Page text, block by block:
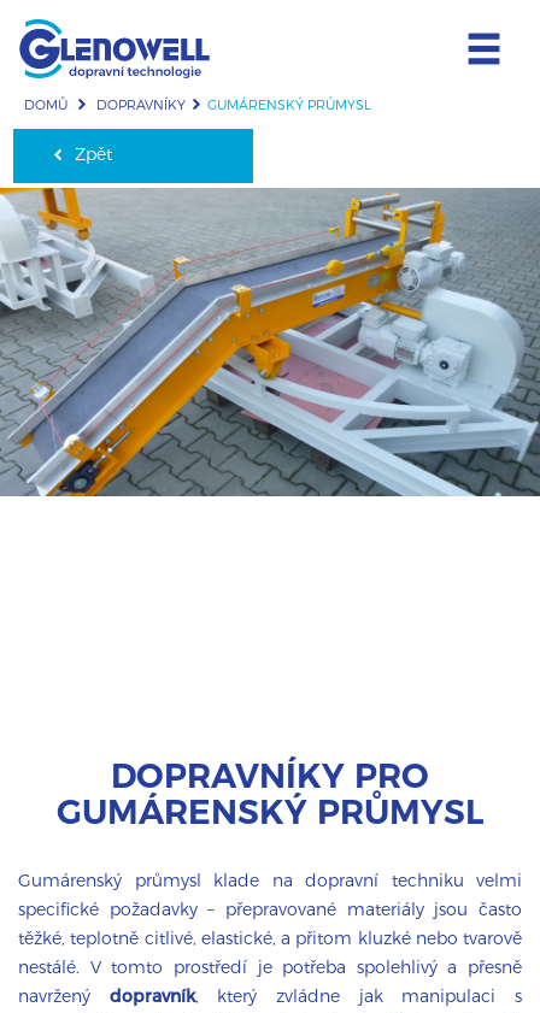
DOMŮ DOPRAVNÍKY GUMÁRENSKÝ PRŮMYSL
Zpět
DOPRAVNÍKY PRO
GUMÁRENSKÝ PRŮMYSL
Gumárenský průmysl klade na dopravní techniku velmi
specifické požadavky – přepravované materiály jsou často
těžké, teplotně citlivé, elastické, a přitom kluzké nebo tvarově
nestálé. V tomto prostředí je potřeba spolehlivý a přesně
navržený dopravník, který zvládne jak manipulaci s